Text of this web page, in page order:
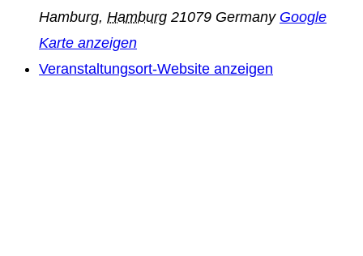
Hamburg, Hamburg 21079 Germany Google
Karte anzeigen
Veranstaltungsort-Website anzeigen